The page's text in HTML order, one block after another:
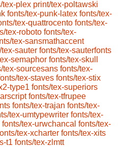
tex-plex print/tex-poltawski
fonts/tex-punk-latex fonts/tex-
tex-quattrocento fonts/tex-
tex-roboto fonts/tex-
tex-sansmathaccent
sauter fonts/tex-sauterfonts
semaphor fonts/tex-skull
tex-sourcesans fonts/tex-
tex-staves fonts/tex-stix
type1 fonts/tex-superiors
fonts/tex-tfrupee
fonts/tex-trajan fonts/tex-
tex-umtypewriter fonts/tex-
fonts/tex-urwchancal fonts/tex-
tex-xcharter fonts/tex-xits
t1 fonts/tex-zlmtt